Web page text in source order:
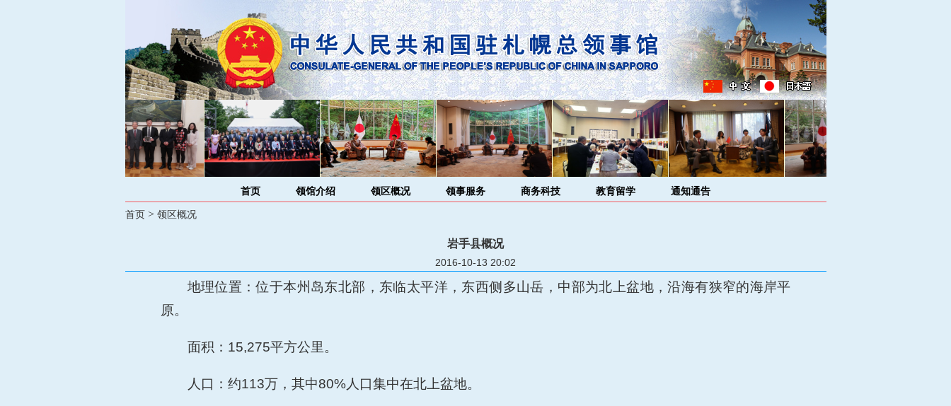
首页 领馆介绍 领区概况 领事服务 商务科技 教育留学 通知通告
首页> 领区概况
岩手县概况
2016-10-13 20:02
地理位置：位于本州岛东北部，东临太平洋，东西侧多山岳，中部为北上盆地，沿海有狭窄的海岸平
原。
面积： 15,275平方公里。
人口：约113万，其中80%人口集中在北上盆地。